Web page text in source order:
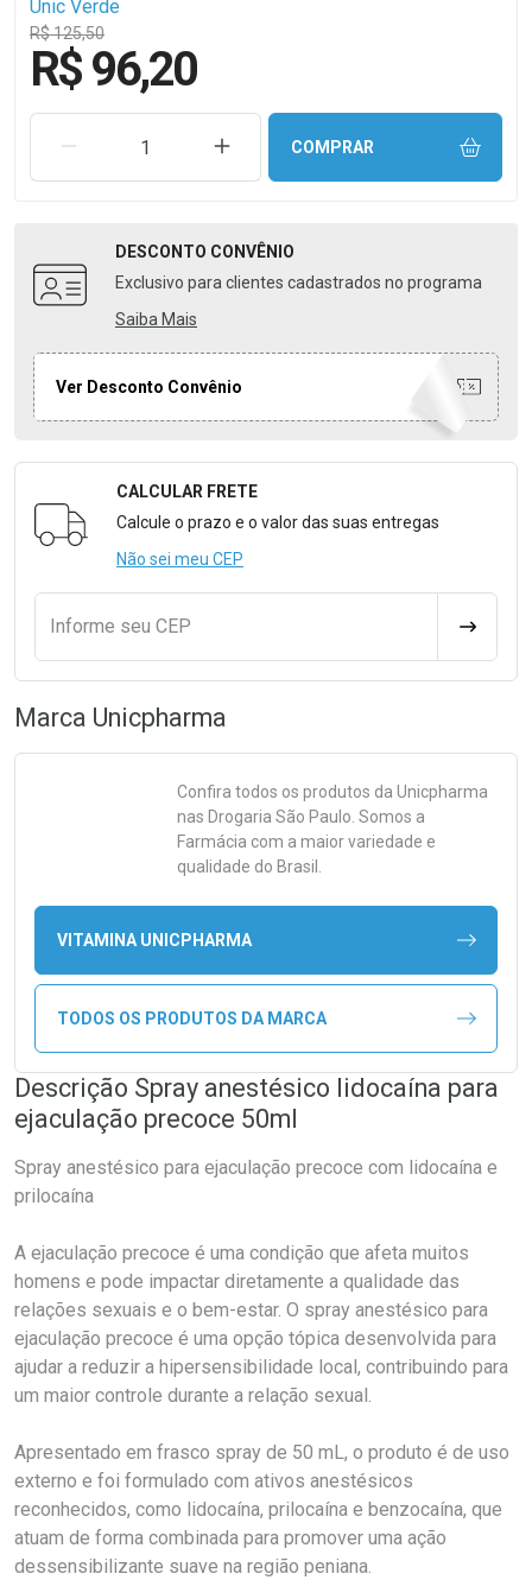
Unic Verde
R$ 125,50
R$ 96,20
REMOVER UMA UNIDADEAUMENTAR UMA UNIDADE
COMPRAR
DESCONTO CONVÊNIO
Exclusivo para clientes cadastrados no programa
Saiba Mais
Ver Desconto Convênio
Formulário para Calcular o Frete
CALCULAR FRETE
Calcule o prazo e o valor das suas entregas
Não sei meu CEP
Informe seu CEP
Marca Unicpharma
Confira todos os produtos da Unicpharma
nas Drogaria São Paulo. Somos a
Farmácia com a maior variedade e
qualidade do Brasil.
VITAMINA UNICPHARMA
TODOS OS PRODUTOS DA MARCA
Descrição Spray anestésico lidocaína para
ejaculação precoce 50ml
Spray anestésico para ejaculação precoce com lidocaína e
prilocaína
A ejaculação precoce é uma condição que afeta muitos
homens e pode impactar diretamente a qualidade das
relações sexuais e o bem-estar. O spray anestésico para
ejaculação precoce é uma opção tópica desenvolvida para
ajudar a reduzir a hipersensibilidade local, contribuindo para
um maior controle durante a relação sexual.
Apresentado em frasco spray de 50 mL, o produto é de uso
externo e foi formulado com ativos anestésicos
reconhecidos, como lidocaína, prilocaína e benzocaína, que
atuam de forma combinada para promover uma ação
dessensibilizante suave na região peniana.